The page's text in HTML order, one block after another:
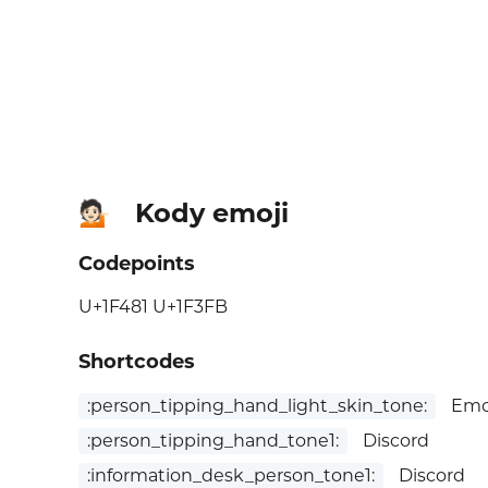
💁🏻 Kody emoji
Codepoints
U+1F481 U+1F3FB
Shortcodes
:person_tipping_hand_light_skin_tone:
:person_tipping_hand_tone1:
Discord
:information_desk_person_tone1:
Discord